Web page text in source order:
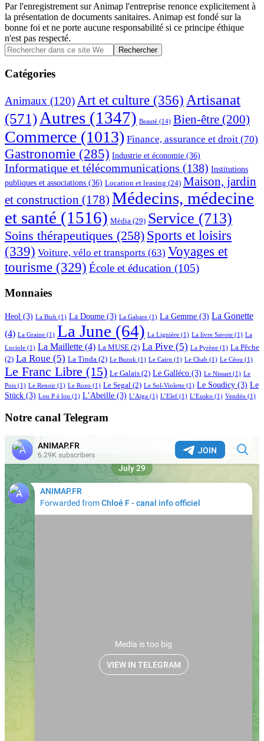
Par l'enregistrement sur Animap l'entreprise renonce explicitement à
la présentation de documents sanitaires. Animap est fondé sur la
bonne foi et ne porte aucune responsabilité si ce principe éthique
n'est pas respecté.
Barre
latérale
principale
Rechercher
dans
ce
site
Catégories
Animaux (120)Art et culture (356) Artisanat
(571) Autres (1347) Beauté (14) Bien-être (200)
Commerce (1013) Finance, assurance et droit (70)
Gastronomie (285) Industrie et économie (36)
Informatique et télécommunications (138) Institutions
publiques et associations (36) Location et leasing (24) Maison, jardin
et construction (178) Médecins, médecine
et santé (1516) Média (29) Service (713)
Soins thérapeutiques (258) Sports et loisirs
(339) Voiture, vélo et transports (63) Voyages et
tourisme (329) École et éducation (105)
Monnaies
Heol (3) La Bizh (1) La Doume (3) La Gabare (1) La Gemme (3) La Gonette
(4) La Graine (1) La June (64) La Lignière (1) La livre Savoie (1) La
Luciole (1) La Maillette (4) La MUSE (2) La Pive (5) La Pyrène (1) La Pêche
(2) La Roue (5) La Tinda (2) Le Buzuk (1) Le Cairn (1) Le Chab (1) Le Céou (1)
Le Franc Libre (15) Le Galais (2) Le Galléco (3) Le Nissart (1) Le
Pois (1) Le Renoir (1) Le Rozo (1) Le Segal (2) Le Sol-Violette (1) Le Soudicy (3) Le
Stück (3) Lou P é lou (1) L’Abeille (3) L’Aïga (1) L’Elef (1) L’Eusko (1) Vendéo (1)
Notre canal Telegram